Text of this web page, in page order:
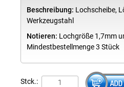
Beschreibung: Lochscheibe,
Werkzeugstahl
Notieren: Lochgröße 1,7mm
Mindestbestellmenge 3 Stück
Stck.: